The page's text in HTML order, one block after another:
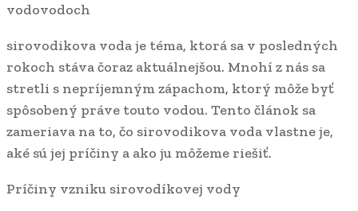
vodovodoch
sirovodikova voda je téma, ktorá sa v posledných
rokoch stáva čoraz aktuálnejšou. Mnohí z nás sa
stretli s nepríjemným zápachom, ktorý môže byť
spôsobený práve touto vodou. Tento článok sa
zameriava na to, čo sirovodikova voda vlastne je,
aké sú jej príčiny a ako ju môžeme riešiť.
Príčiny vzniku sirovodíkovej vody